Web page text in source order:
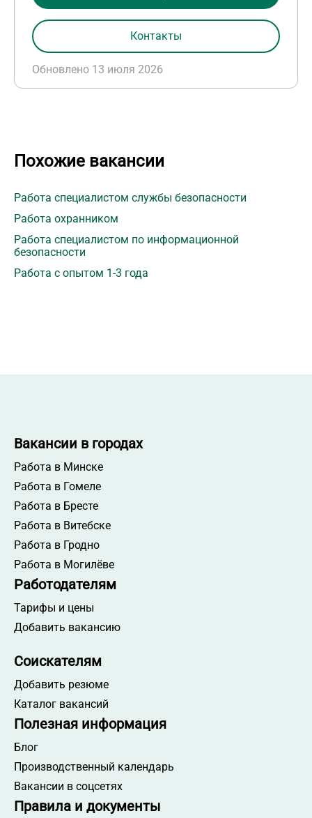
Обновлено 13 июля 2026
Контакты
Похожие вакансии
Работа специалистом службы безопасности
Работа охранником
Работа специалистом по информационной
безопасности
Работа с опытом 1-3 года
Вакансии в городах
Работа в Минске
Работа в Гомеле
Работа в Бресте
Работа в Витебске
Работа в Гродно
Работа в Могилёве
Работодателям
Тарифы и цены
Добавить вакансию
Соискателям
Добавить резюме
Каталог вакансий
Полезная информация
Блог
Производственный календарь
Вакансии в соцсетях
Правила и документы